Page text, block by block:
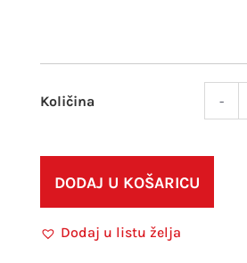
-
DODAJ U KOŠARICU
Dodaj u listu želja